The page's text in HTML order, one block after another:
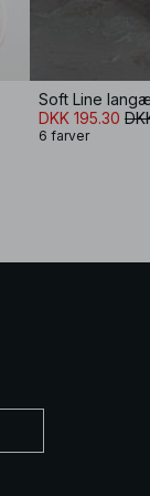
Soft Line
DKK 195.30
6 farver